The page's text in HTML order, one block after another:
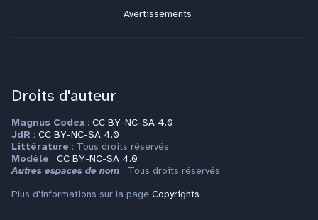
Avertissements
Droits d'auteur
Magnus Codex : CC BY-NC-SA 4.0
JdR : CC BY-NC-SA 4.0
Littérature : Tous droits réservés
Modèle : CC BY-NC-SA 4.0
Autres espaces de nom : Tous droits réservés
Plus d'informations sur la page Copyrights